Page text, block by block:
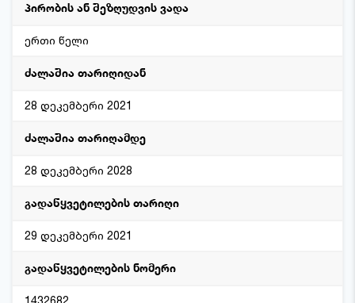
პირობის ან შეზღუდვის ვადა
ერთი წელი
ძალაშია თარიღიდან
28 დეკემბერი 2021
ძალაშია თარიღამდე
28 დეკემბერი 2028
გადაწყვეტილების თარიღი
29 დეკემბერი 2021
გადაწყვეტილების ნომერი
1432682